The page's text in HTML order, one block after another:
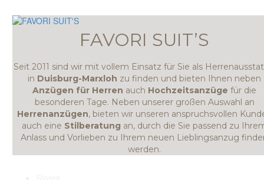
FAVORI SUIT’S
Seit 2011 sind wir mit vollem Einsatz für Sie als
in Duisburg-Marxloh zu finden und bieten Ihnen neben
Anzügen für Herren auch Hochzeitsanzüge für die
besonderen Tage. Neben unserer großen Auswahl an
Herrenanzügen, bieten wir unseren anspruchsvollen
auch eine Stilberatung an, durch die Sie passend zu
Anlass und Vorlieben zu Ihrem neuen Lieblingsanzug
werden.